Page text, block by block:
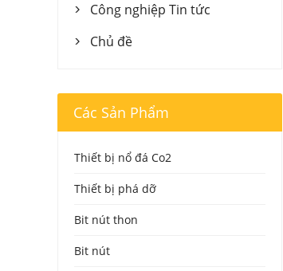
 Công nghiệp Tin tức
 Chủ đề
Các Sản Phẩm
Thiết bị nổ đá Co2
Thiết bị phá dỡ
Bit nút thon
Bit nút